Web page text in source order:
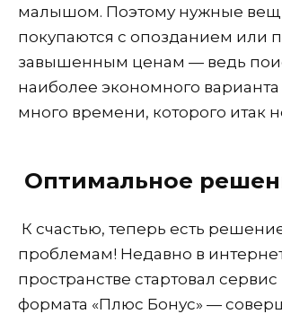
малышом. Поэтому нужные
покупаются с опозданием или
завышенным ценам — ведь
наиболее экономного варианта
много времени, которого итак
Оптимальное
К счастью, теперь есть
проблемам! Недавно в
пространстве стартовал сервис
формата «Плюс Бонус» —